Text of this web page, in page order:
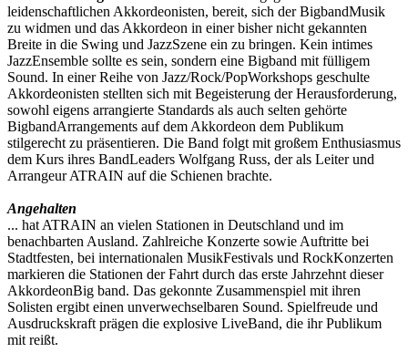
leidenschaftlichen Akkordeonisten, bereit, sich der Bigband­Musik
zu widmen und das Akkordeon in einer bisher nicht gekannten
Breite in die Swing­ und Jazz­Szene ein zu bringen. Kein intimes
Jazz­Ensemble sollte es sein, sondern eine Bigband mit fülligem
Sound. In einer Reihe von Jazz/Rock/Pop­Workshops geschulte
Akkordeonisten stellten sich mit Begeisterung der Herausforderung,
sowohl eigens arrangierte Standards als auch selten gehörte
Bigband­Arrangements auf dem Akkordeon dem Publikum
stilgerecht zu präsentieren. Die Band folgt mit großem Enthusiasmus
dem Kurs ihres Band­Leaders Wolfgang Russ, der als Leiter und
Arrangeur A­TRAIN auf die Schienen brachte.
Angehalten
... hat A­TRAIN an vielen Stationen in Deutschland und im
benachbarten Ausland. Zahlreiche Konzerte sowie Auftritte bei
Stadtfesten, bei internationalen Musik­Festivals und Rock­Konzerten
markieren die Stationen der Fahrt durch das erste Jahrzehnt dieser
Akkordeon­Big band. Das gekonnte Zusammenspiel mit ihren
Solisten ergibt einen unverwechselbaren Sound. Spielfreude und
Ausdruckskraft prägen die explosive Live­Band, die ihr Publikum
mit reißt.